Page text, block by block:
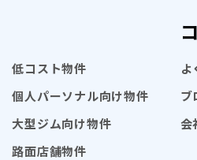
低コスト物件
個人パーソナル向け物件
大型ジム向け物件
路面店舗物件
よ
ブ
会